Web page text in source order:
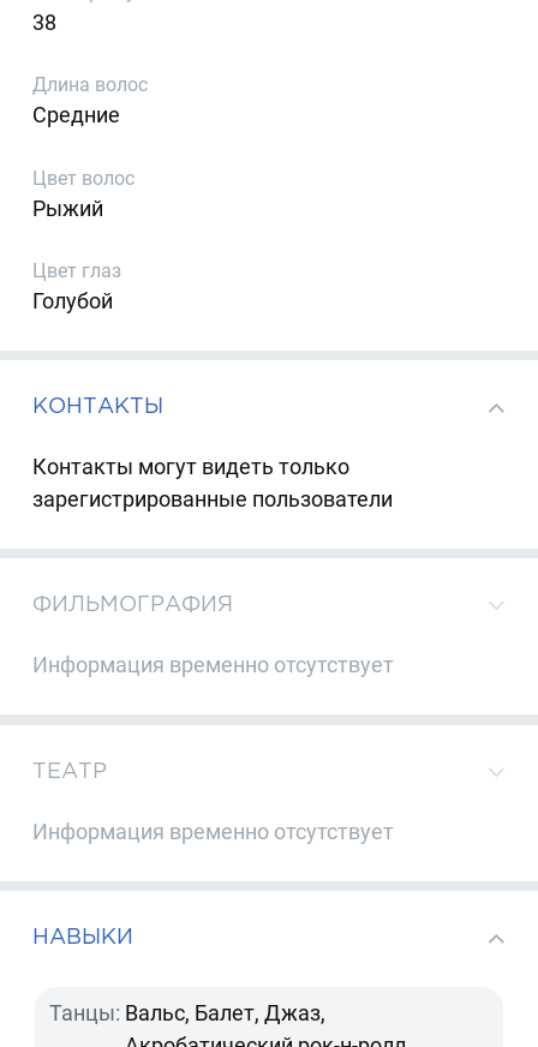
38
Длина волос
Средние
Цвет волос
Рыжий
Цвет глаз
Голубой
КОНТАКТЫ
Контакты могут видеть только
зарегистрированные пользователи
ФИЛЬМОГРАФИЯ
Информация временно отсутствует
ТЕАТР
Информация временно отсутствует
НАВЫКИ
Танцы: Вальс, Балет, Джаз,